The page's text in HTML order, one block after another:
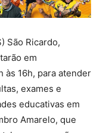
São Ricardo,
em
às 16h, para atender
exames e
educativas em
Amarelo, que